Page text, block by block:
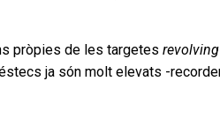
pròpies de les targetes revolving
ja són molt elevats -